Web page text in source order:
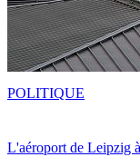
L'aéroport de Leipzig
POLITIQUE